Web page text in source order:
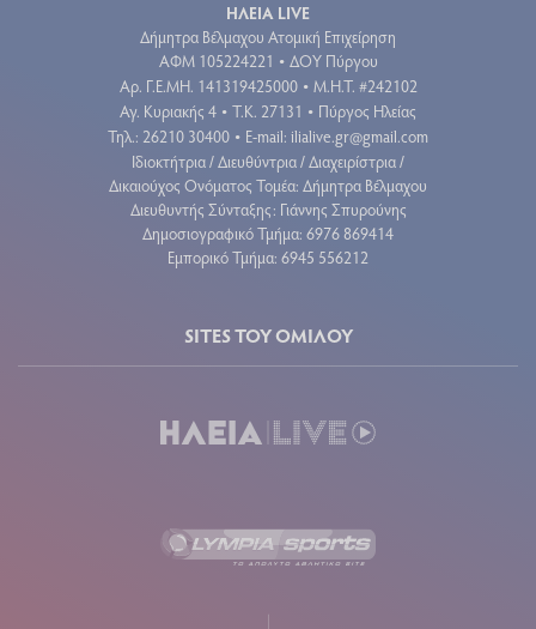
ΗΛΕΙΑ LIVE
Δήμητρα Βέλμαχου Ατομική Επιχείρηση
ΑΦΜ 105224221 • ΔΟΥ Πύργου
Aρ. Γ.Ε.ΜΗ. 141319425000 • Μ.Η.Τ. #242102
Αγ. Κυριακής 4 • Τ.Κ. 27131 • Πύργος Ηλείας
Τηλ.: 26210 30400 • E-mail: ilialive.gr@gmail.com
Ιδιοκτήτρια / Διευθύντρια / Διαχειρίστρια /
Δικαιούχος Ονόματος Τομέα: Δήμητρα Βέλμαχου
Διευθυντής Σύνταξης: Γιάννης Σπυρούνης
Δημοσιογραφικό Τμήμα: 6976 869414
Εμπορικό Τμήμα: 6945 556212
SITES ΤΟΥ ΟΜΙΛΟΥ